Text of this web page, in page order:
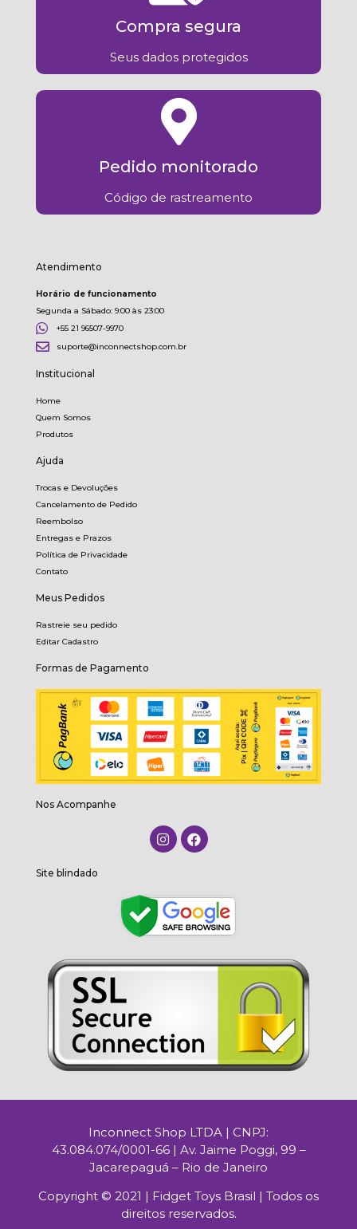
Compra segura
Seus dados protegidos
Pedido monitorado
Código de rastreamento
Atendimento
Horário de funcionamento
Segunda a Sábado: 9:00 às 23:00
+55 21 96507-9970
suporte@inconnectshop.com.br
Institucional
Home
Quem Somos
Produtos
Ajuda
Trocas e Devoluções
Cancelamento de Pedido
Reembolso
Entregas e Prazos
Política de Privacidade
Contato
Meus Pedidos
Rastreie seu pedido
Editar Cadastro
Formas de Pagamento
Nos Acompanhe
Site blindado
Inconnect Shop LTDA | CNPJ:
43.084.074/0001-66 | Av. Jaime Poggi, 99 –
Jacarepaguá – Rio de Janeiro
Copyright © 2021 | Fidget Toys Brasil | Todos os
direitos reservados.